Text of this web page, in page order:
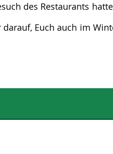
des Restaurants
Euch auch im